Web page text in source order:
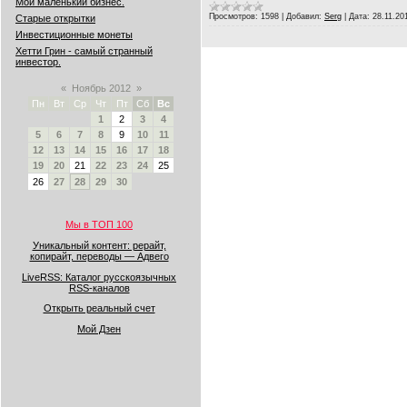
Старые открытки
Инвестиционные монеты
Хетти Грин - самый странный
инвестор.
« Ноябрь 2012 »
Пн
Вт Ср Чт Пт Сб
Вс
1
2 3
4
5
6 7 8 9 10
11
12
13 14 15 16 17
18
19
20 21 22 23 24
25
26
27 28 29 30
Мы в ТОП 100
Уникальный контент: рерайт,
копирайт, переводы — Адвего
LiveRSS: Каталог русскоязычных
RSS-каналов
Открыть реальный счет
Мой Дзен
Просмотров: 1598 Добавил: Serg Дата: